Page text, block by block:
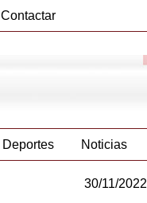
Contactar
Deportes Noticias
30/11/2022